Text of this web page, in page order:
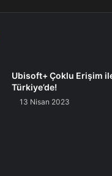
Ubisoft+ Çoklu Erişim
Türkiye’de!
13 Nisan 2023